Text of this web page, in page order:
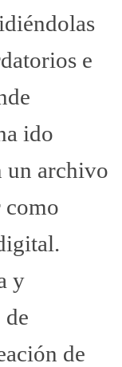
e
ido
un archivo
como
y
de